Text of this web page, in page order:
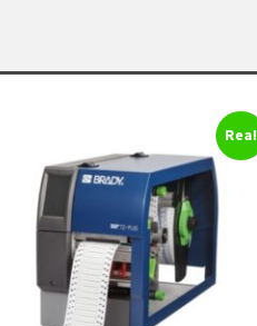
Rea!